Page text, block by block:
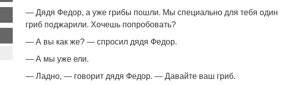
— Дядя Федор, а уже грибы пошли. Мы специально для тебя один
гриб поджарили. Хочешь попробовать?
— А вы как же? — спросил дядя Федор.
— А мы уже ели.
— Ладно, — говорит дядя Федор. — Давайте ваш гриб.